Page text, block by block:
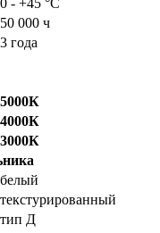
0 - +45 °С
50 000 ч
3 года
5000К
4000К
3000К
белый
текстурированный
тип Д